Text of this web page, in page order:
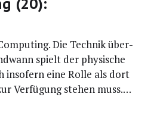
(20):
Die Tech­nik über­
spielt der phy­si­sche
eine Rol­le als dort
Ver­fü­gung ste­hen muss.…